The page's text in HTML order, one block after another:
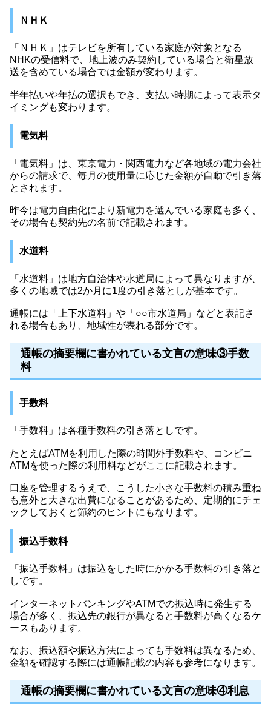
ＮＨＫ
「ＮＨＫ」はテレビを所有している家庭が対象となる
NHKの受信料で、地上波のみ契約している場合と衛星放
送を含めている場合では金額が変わります。
半年払いや年払の選択もでき、支払い時期によって表示タ
イミングも変わります。
電気料
「電気料」は、東京電力・関西電力など各地域の電力会社
からの請求で、毎月の使用量に応じた金額が自動で引き落
とされます。
昨今は電力自由化により新電力を選んでいる家庭も多く、
その場合も契約先の名前で記載されます。
水道料
「水道料」は地方自治体や水道局によって異なりますが、
多くの地域では2か月に1度の引き落としが基本です。
通帳には「上下水道料」や「○○市水道局」などと表記さ
れる場合もあり、地域性が表れる部分です。
通帳の摘要欄に書かれている文言の意味③手数
料
手数料
「手数料」は各種手数料の引き落としです。
たとえばATMを利用した際の時間外手数料や、コンビニ
ATMを使った際の利用料などがここに記載されます。
口座を管理するうえで、こうした小さな手数料の積み重ね
も意外と大きな出費になることがあるため、定期的にチェ
ックしておくと節約のヒントにもなります。
振込手数料
「振込手数料」は振込をした時にかかる手数料の引き落と
しです。
インターネットバンキングやATMでの振込時に発生する
場合が多く、振込先の銀行が異なると手数料が高くなるケ
ースもあります。
なお、振込額や振込方法によっても手数料は異なるため、
金額を確認する際には通帳記載の内容も参考になります。
通帳の摘要欄に書かれている文言の意味④利息